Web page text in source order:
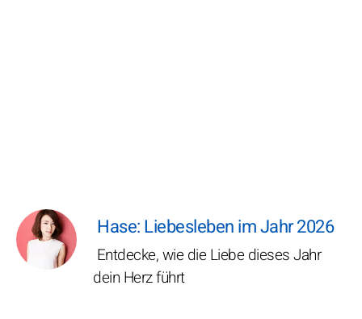
Hase: Liebesleben im Jahr 2026
Entdecke, wie die Liebe dieses Jahr
dein Herz führt